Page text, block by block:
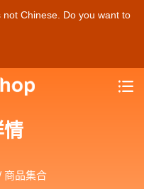
Chinese. Do you want to

情
商品集合